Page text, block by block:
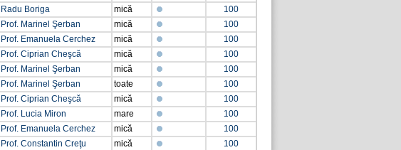
Radu Boriga mică
100
Prof. Marinel Şerban mică
100
Prof. Emanuela Cerchez mică
100
Prof. Ciprian Cheşcă mică
100
Prof. Marinel Şerban mică
100
Prof. Marinel Şerban toate
100
Prof. Ciprian Cheşcă mică
100
Prof. Lucia Miron mare
100
Prof. Emanuela Cerchez mică
100
Prof. Constantin Creţu mică
100